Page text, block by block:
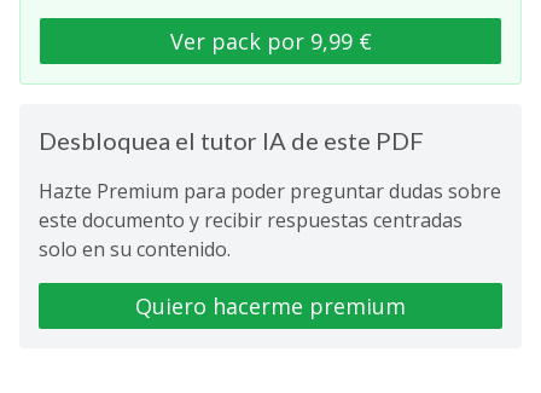
Ver pack por 9,99 €
Desbloquea el tutor IA de este PDF
Hazte Premium para poder preguntar dudas sobre
este documento y recibir respuestas centradas
solo en su contenido.
Quiero hacerme premium